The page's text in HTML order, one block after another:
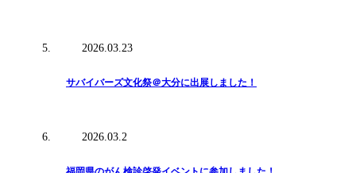
2026.03.23
サバイバーズ文化祭＠大分に出展しました！
2026.03.2